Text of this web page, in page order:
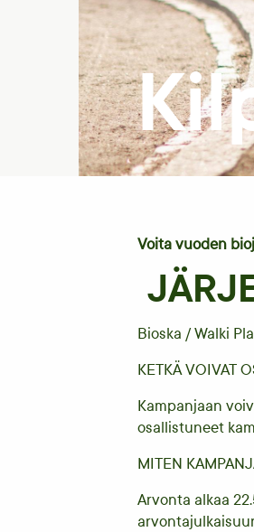
Voita vuoden
Bioska / Walki
KETKÄ VOIVAT
Kampanjaan
osallistuneet
MITEN
Arvonta alkaa